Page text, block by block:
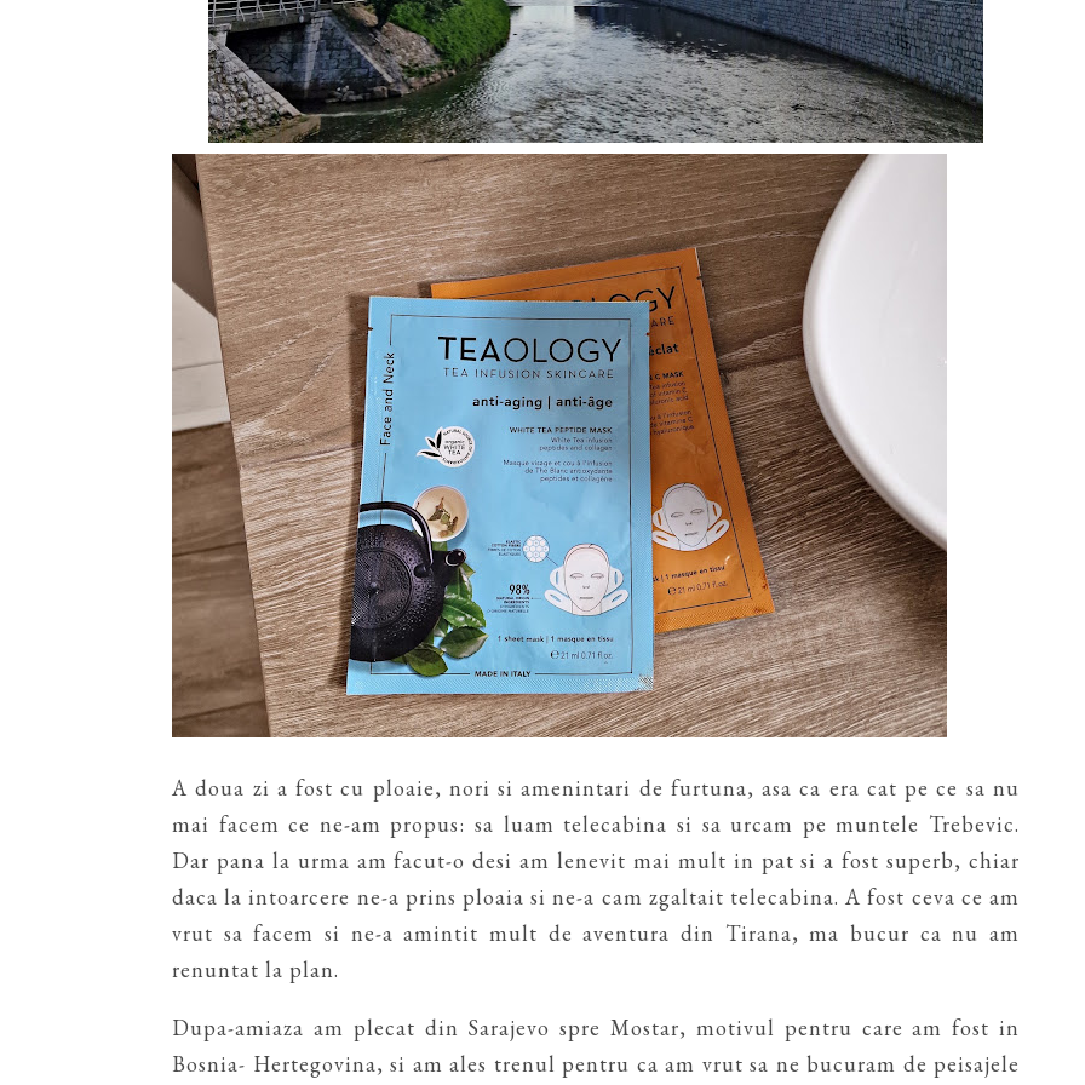
A doua zi a fost cu ploaie, nori si amenintari de furtuna, asa ca era cat pe ce sa nu
mai facem ce ne-am propus: sa luam telecabina si sa urcam pe muntele Trebevic.
Dar pana la urma am facut-o desi am lenevit mai mult in pat si a fost superb, chiar
daca la intoarcere ne-a prins ploaia si ne-a cam zgaltait telecabina. A fost ceva ce am
vrut sa facem si ne-a amintit mult de aventura din Tirana, ma bucur ca nu am
renuntat la plan.
Dupa-amiaza am plecat din Sarajevo spre Mostar, motivul pentru care am fost in
Bosnia- Hertegovina, si am ales trenul pentru ca am vrut sa ne bucuram de peisajele